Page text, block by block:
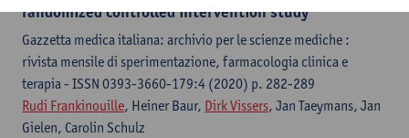
randomized controlled intervention study
Gazzetta medica italiana: archivio per le scienze mediche :
rivista mensile di sperimentazione, farmacologia clinica e
terapia - ISSN 0393-3660-179:4 (2020) p. 282-289
Rudi Frankinouille, Heiner Baur, Dirk Vissers, Jan Taeymans, Jan
Gielen, Carolin Schulz